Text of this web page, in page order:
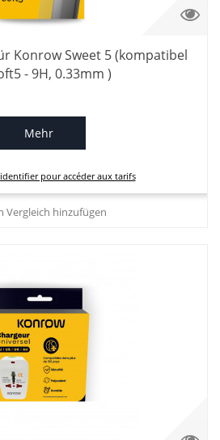
Konrow Sweet 5 (kompatibel
- 9H, 0.33mm )
Mehr
pour accéder aux tarifs
Vergleich hinzufügen